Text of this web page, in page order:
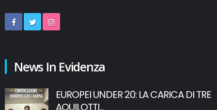
News In Evidenza
EUROPEI UNDER 20: LA CARICA DI TRE
AQUILOTTI...